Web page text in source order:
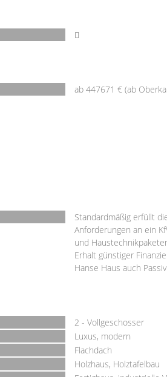
ab 447671 € (ab
Standardmäßig erfüllt
Anforderungen an ein
und
Erhalt günstiger
Hanse Haus auch
2 - Vollgeschosser
Luxus, modern
Flachdach
Holzhaus, Holztafelbau